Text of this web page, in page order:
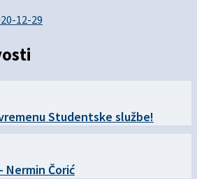
12-29
Studentske službe!
Nermin Čorić